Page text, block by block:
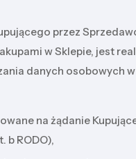
przez
w Sklepie, jest
danych osobowych
na żądanie
b RODO),